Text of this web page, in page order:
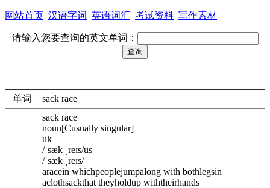
网站首页 汉语字词 英语词汇 考试资料 写作素材
请输入您要查询的英文单词：
单词 sack race
sack race
noun[Cusually singular]
uk
/ˈsæk ˌreɪs/us
/ˈsæk ˌreɪs/
aracein whichpeoplejumpalong with bothlegsin
aclothsackthat theyholdup withtheirhands